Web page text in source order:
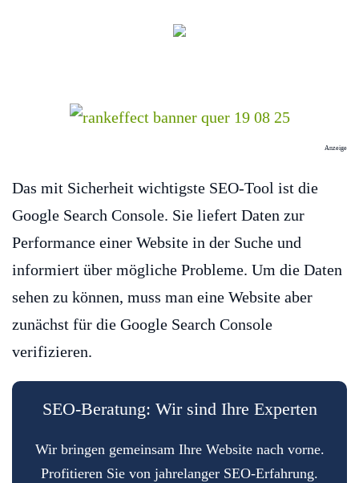
Anzeige
Das mit Sicherheit wichtigste SEO-Tool ist die
Google Search Console. Sie liefert Daten zur
Performance einer Website in der Suche und
informiert über mögliche Probleme. Um die Daten
sehen zu können, muss man eine Website aber
zunächst für die Google Search Console
verifizieren.
SEO-Beratung: Wir sind Ihre Experten
Wir bringen gemeinsam Ihre Website nach vorne.
Profitieren Sie von jahrelanger SEO-Erfahrung.